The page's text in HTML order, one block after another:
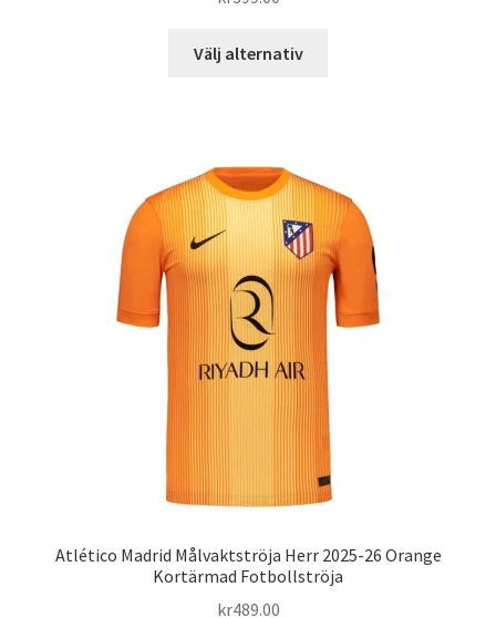
Välj alternativ
De
olika
alternativen
kan
väljas
på
produktsidan
Atlético Madrid Målvaktströja Herr 2025-26 Orange
Kortärmad Fotbollströja
kr489.00